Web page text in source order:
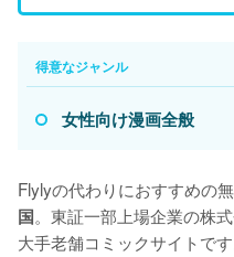
得意なジャンル
女性向け漫画全般
Flylyの代わりにおすすめの
国。東証一部上場企業の株
大手老舗コミックサイトです